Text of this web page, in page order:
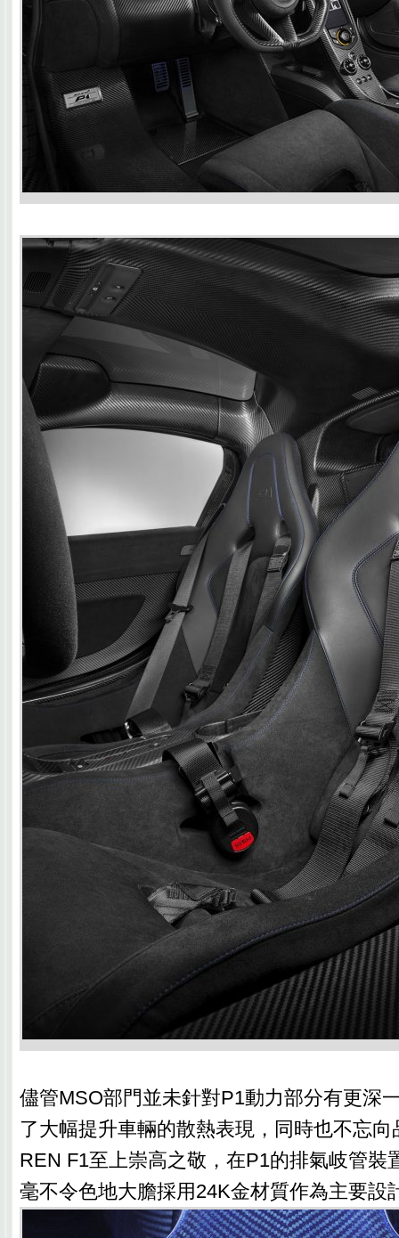
儘管MSO部門並未針對P1動力部分有更深
了大幅提升車輛的散熱表現，同時也不忘
REN F1至上崇高之敬，在P1的排氣岐管裝
毫不令色地大膽採用24K金材質作為主要設